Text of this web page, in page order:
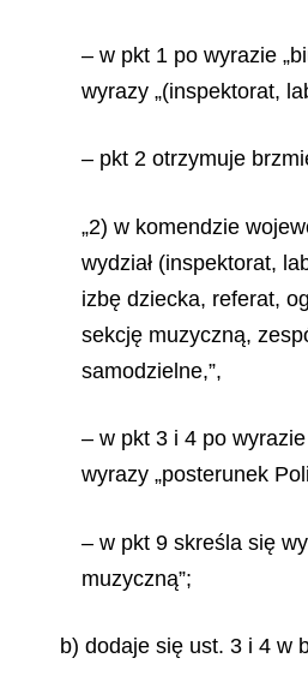
– w pkt 1 po wyrazie
wyrazy „(inspektorat,
– pkt 2 otrzymuje
„2) w komendzie
wydział (inspektorat,
izbę dziecka, referat,
sekcję muzyczną,
samodzielne,”,
– w pkt 3 i 4 po
wyrazy „posterunek
– w pkt 9 skreśla się
muzyczną”;
b) dodaje się ust. 3 i 4 w